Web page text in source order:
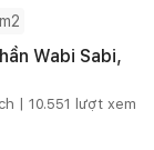
Wabi Sabi,
| 10.551 lượt xem